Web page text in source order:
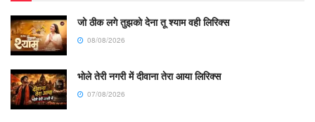
जो ठीक लगे तुझको देना तू श्याम वही लिरिक्स
08/08/2026
भोले तेरी नगरी में दीवाना तेरा आया लिरिक्स
07/08/2026